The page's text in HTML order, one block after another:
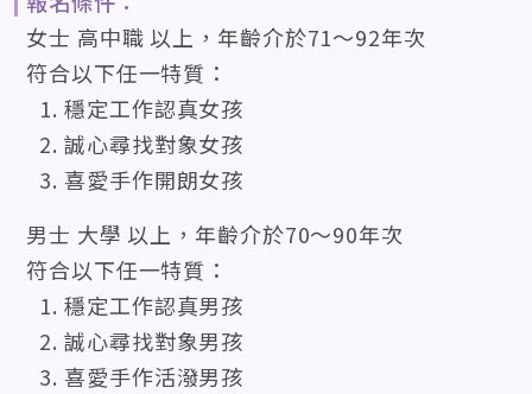
女士 高中職 以上，年齡介於71〜92年次
符合以下任一特質：
穩定工作認真女孩
誠心尋找對象女孩
喜愛手作開朗女孩
男士 大學 以上，年齡介於70〜90年次
符合以下任一特質：
穩定工作認真男孩
誠心尋找對象男孩
喜愛手作活潑男孩